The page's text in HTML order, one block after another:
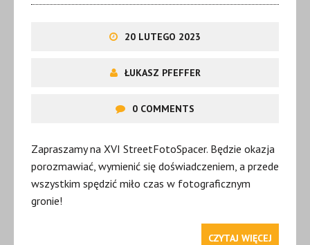
20 LUTEGO 2023
ŁUKASZ PFEFFER
0 COMMENTS
Zapraszamy na XVI StreetFotoSpacer. Będzie okazja
porozmawiać, wymienić się doświadczeniem, a przede
wszystkim spędzić miło czas w fotograficznym
gronie!
CZYTAJ WIĘCEJ